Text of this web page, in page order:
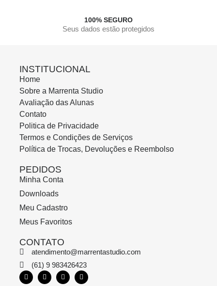
100% SEGURO
Seus dados estão protegidos
INSTITUCIONAL
Home
Sobre a Marrenta Studio
Avaliação das Alunas
Contato
Politica de Privacidade
Termos e Condições de Serviços
Política de Trocas, Devoluções e Reembolso
PEDIDOS
Minha Conta
Downloads
Meu Cadastro
Meus Favoritos
CONTATO
atendimento@marrentastudio.com
(61) 9 983426423